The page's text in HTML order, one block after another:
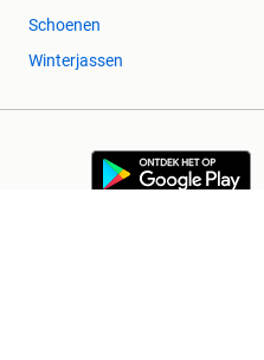
Schoenen
Winterjassen